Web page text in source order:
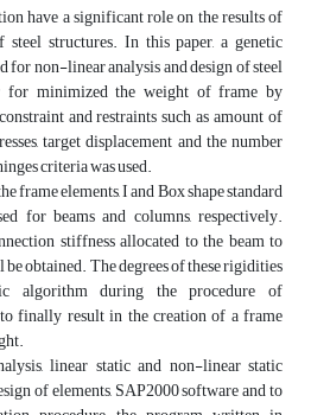
have a significant role on the results of
steel structures. In this paper, a genetic
for non-linear analysis and design of steel
for minimized the weight of frame by
and restraints such as amount of
target displacement and the number
criteria was used.
frame elements, I and Box shape standard
for beams and columns, respectively.
stiffness allocated to the beam to
obtained. The degrees of these rigidities
algorithm during the procedure of
finally result in the creation of a frame
linear static and non-linear static
of elements, SAP2000 software and to